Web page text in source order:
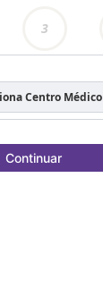
3
Centro Médico
Continuar